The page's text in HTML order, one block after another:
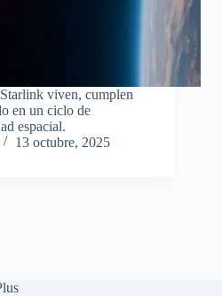
viven, cumplen
en un ciclo de
espacial.
13 octubre, 2025